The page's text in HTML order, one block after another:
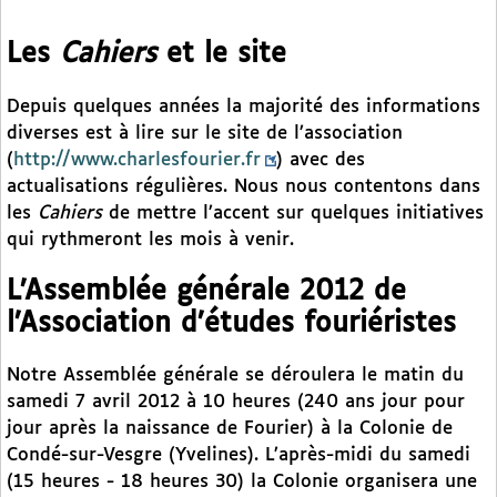
Les Cahierset le site
Depuis quelques années la majorité des informations
diverses est à lire sur le site de l’association
( http://www.charlesfourier.fr
) avec des
actualisations régulières. Nous nous contentons dans
les Cahiersde mettre l’accent sur quelques initiatives
qui rythmeront les mois à venir.
L’Assemblée générale 2012 de
l’Association d’études fouriéristes
Notre Assemblée générale se déroulera le matin du
samedi 7 avril 2012 à 10 heures (240 ans jour pour
jour après la naissance de Fourier) à la Colonie de
Condé-sur-Vesgre (Yvelines). L’après-midi du samedi
(15 heures - 18 heures 30) la Colonie organisera une